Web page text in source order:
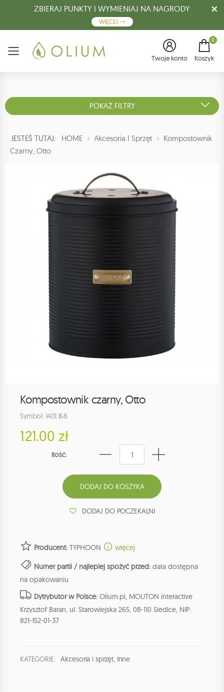
ZBIERAJ PUNKTY I WYMIENIAJ NA NAGRODY
WIĘCEJ
Menu Twoje konto
0
Koszyk
POKAŻ FILTRY
JESTEŚ TUTAJ: HOME Akcesoria I Sprzęt
Kompostownik
Czarny, Otto
Kompostownik czarny, Otto
Symbol: 1401.168
121.00 zł
Ilość:
DODAJ DO POCZEKALNI
Producent: TYPHOON więcej
Numer partii / najlepiej spożyć przed: data dostępna
na opakowaniu
Dytrybutor w Polsce: Olium.pl, MOUTON interactive
Krzysztof Baran, ul. Starowiejska 265, 08-110 Siedlce, NIP:
821-152-01-37
KATEGORIE: Akcesoria i sprzęt, Inne